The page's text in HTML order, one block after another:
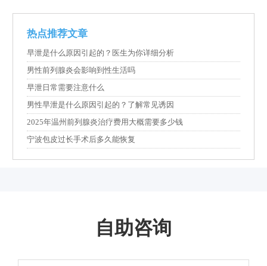
热点推荐文章
早泄是什么原因引起的？医生为你详细分析
男性前列腺炎会影响到性生活吗
早泄日常需要注意什么
男性早泄是什么原因引起的？了解常见诱因
2025年温州前列腺炎治疗费用大概需要多少钱
宁波包皮过长手术后多久能恢复
自助咨询